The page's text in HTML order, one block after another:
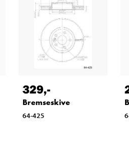
329,-
Bremseskive
64-425